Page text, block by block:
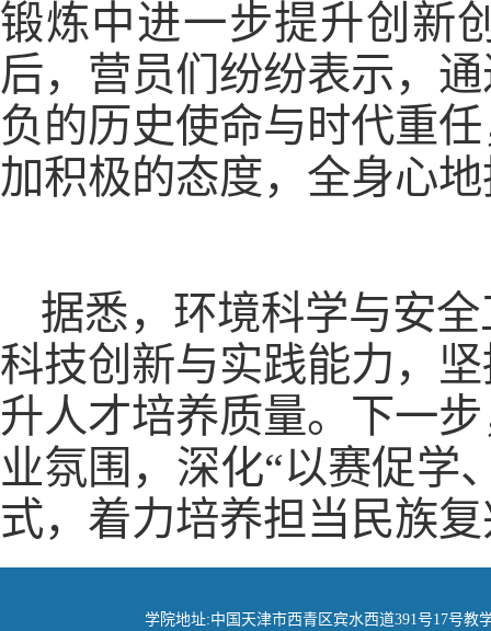
锻炼中进一步提升创新
后，营员们纷纷表示，
负的历史使命与时代重
加积极的态度，全身心
据悉，环境科学与安
科技创新与实践能力，
升人才培养质量。下一
业氛围，深化“以赛促学
式，着力培养担当民族
学院地址:中国天津市西青区宾水西道391号17号教